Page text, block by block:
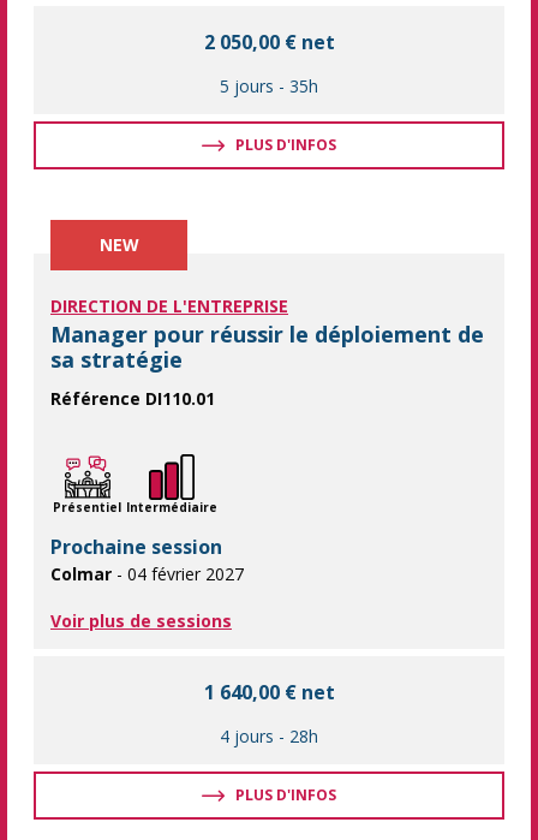
2 050,00 € net
5 jours - 35h
PLUS D'INFOS
NEW
DIRECTION DE L'ENTREPRISE
Manager pour réussir le déploiement de
sa stratégie
Référence DI110.01
Présentiel Intermédiaire
Prochaine session
Colmar - 04 février 2027
Voir plus de sessions
1 640,00 € net
4 jours - 28h
PLUS D'INFOS